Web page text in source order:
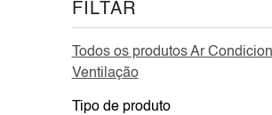
FILTAR
Todos os produtos Ar
Ventilação
Tipo de produto